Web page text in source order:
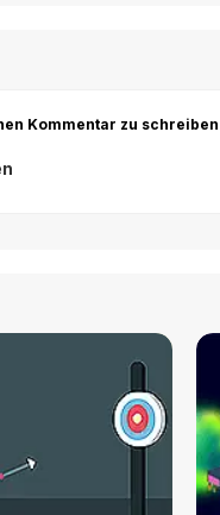
Kommentar zu schreiben